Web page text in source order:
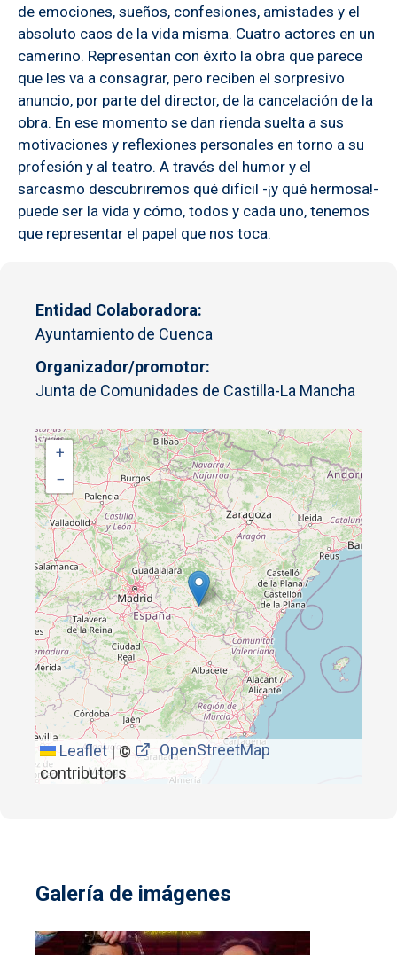
de emociones, sueños, confesiones, amistades y el
absoluto caos de la vida misma. Cuatro actores en un
camerino. Representan con éxito la obra que parece
que les va a consagrar, pero reciben el sorpresivo
anuncio, por parte del director, de la cancelación de la
obra. En ese momento se dan rienda suelta a sus
motivaciones y reflexiones personales en torno a su
profesión y al teatro. A través del humor y el
sarcasmo descubriremos qué difícil -¡y qué hermosa!-
puede ser la vida y cómo, todos y cada uno, tenemos
que representar el papel que nos toca.
Entidad Colaboradora
Ayuntamiento de Cuenca
Organizador/promotor
Junta de Comunidades de Castilla-La Mancha
+
−
Leaflet|©
OpenStreetMap
contributors
Galería de imágenes